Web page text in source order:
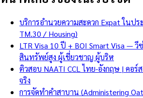
บริการอำนวยความสะดวก Expat ในป
TM.30 / Housing)
LTR Visa 10 ปี + BOI Smart Visa —
สินทรัพย์สูง ผู้เชี่ยวชาญ ผู้บริห
ติวสอบ NAATI CCL ไทย-อังกฤษ | คอร์
จริง
การจัดทำคำสาบาน (Administering